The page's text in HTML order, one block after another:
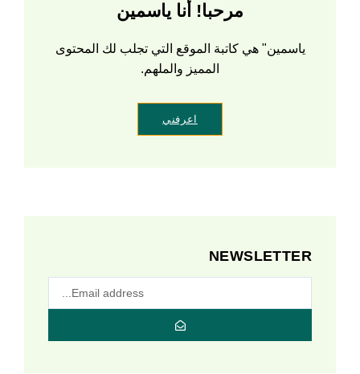
مرحبا! أنا ياسمين
ياسمين" هي كاتبة الموقع التي تجلب لك المحتوى
المميز والملهم.
اعرفني
NEWSLETTER